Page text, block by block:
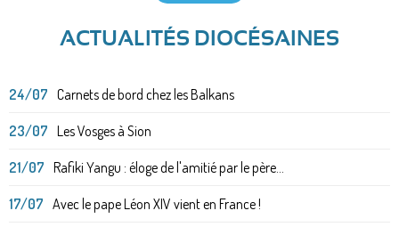
ACTUALITÉS DIOCÉSAINES
24/07 Carnets de bord chez les Balkans
23/07 Les Vosges à Sion
21/07 Rafiki Yangu : éloge de l'amitié par le père...
17/07 Avec le pape Léon XIV vient en France !